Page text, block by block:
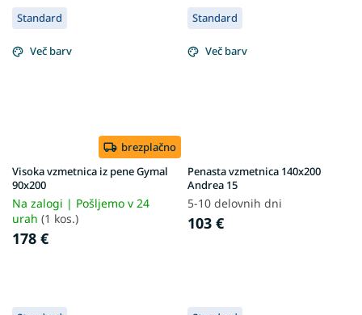
Standard
Več barv
brezplačno
Visoka vzmetnica iz pene Gymal
90x200
Na zalogi | Pošljemo v 24
urah (1 kos.)
178 €
Standard
Več barv
Penasta vzmetnica 140x200
Andrea 15
5-10 delovnih dni
103 €